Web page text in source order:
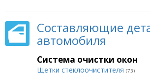
Составляющие
автомобиля
Система очистки окон
Щетки стеклоочистителя (73)